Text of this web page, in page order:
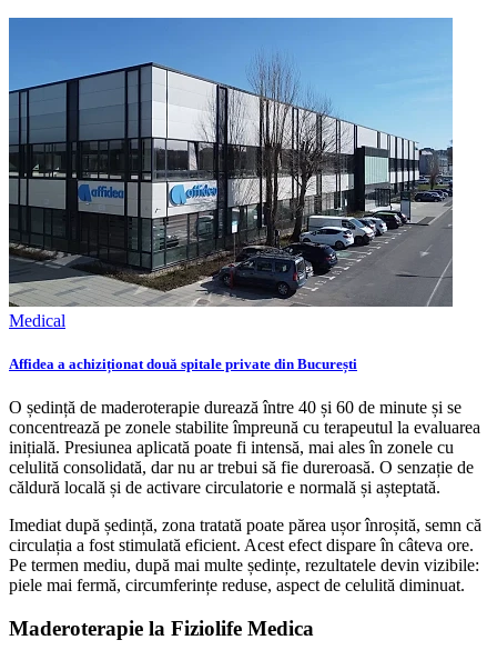
Medical
Affidea a achiziționat două spitale private din București
O ședință de maderoterapie durează între 40 și 60 de minute și se
concentrează pe zonele stabilite împreună cu terapeutul la evaluarea
inițială. Presiunea aplicată poate fi intensă, mai ales în zonele cu
celulită consolidată, dar nu ar trebui să fie dureroasă. O senzație de
căldură locală și de activare circulatorie e normală și așteptată.
Imediat după ședință, zona tratată poate părea ușor înroșită, semn că
circulația a fost stimulată eficient. Acest efect dispare în câteva ore.
Pe termen mediu, după mai multe ședințe, rezultatele devin vizibile:
piele mai fermă, circumferințe reduse, aspect de celulită diminuat.
Maderoterapie la Fiziolife Medica